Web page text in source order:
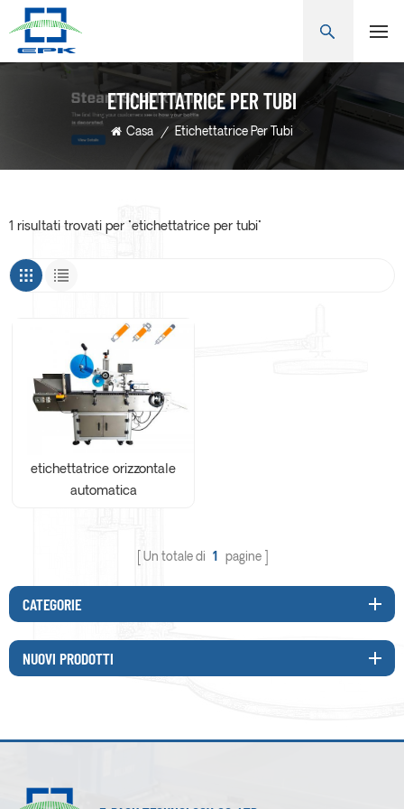
ETICHETTATRICE PER TUBI
Casa / Etichettatrice Per Tubi
1 risultati trovati per "etichettatrice per tubi"
etichettatrice orizzontale
automatica
Un totale di 1 pagine
CATEGORIE
NUOVI PRODOTTI